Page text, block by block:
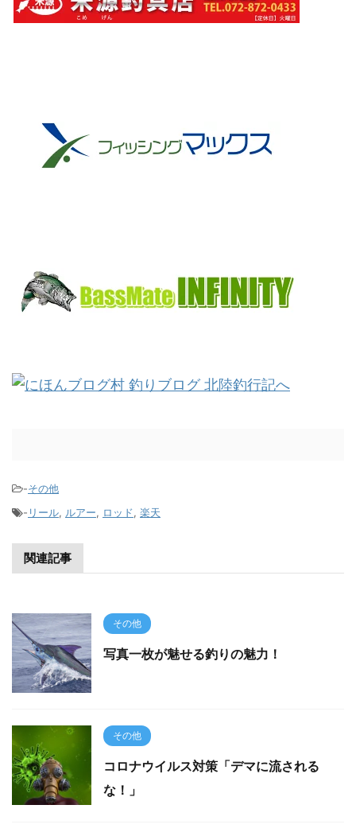
-その他
- リール, ルアー, ロッド, 楽天
関連記事
その他
写真一枚が魅せる釣りの魅力！
その他
コロナウイルス対策「デマに流される
な！」